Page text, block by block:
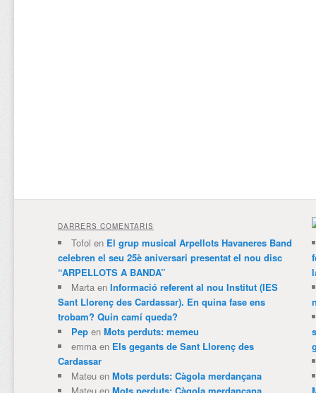
DARRERS COMENTARIS
Tofol en El grup musical Arpellots Havaneres Band
celebren el seu 25è aniversari presentat el nou disc
“ARPELLOTS A BANDA”
Martaen Informació referent al nou Institut (IES
Sant Llorenç des Cardassar). En quina fase ens
trobam? Quin camí queda?
Pepen Mots perduts: memeu
emmaen Els gegants de Sant Llorenç des
Cardassar
Mateuen Mots perduts: Càgola merdançana